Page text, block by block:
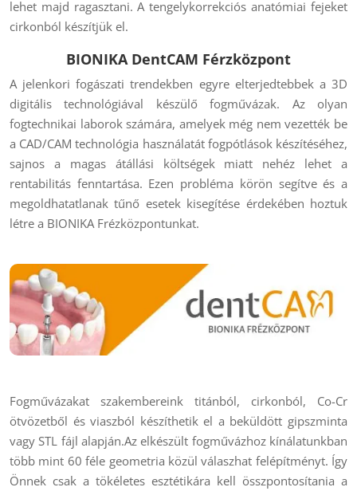
lehet majd ragasztani. A tengelykorrekciós anatómiai fejeket
cirkonból készítjük el.
BIONIKA DentCAM Férzközpont
A jelenkori fogászati trendekben egyre elterjedtebbek a 3D
digitális technológiával készülő fogművázak. Az olyan
fogtechnikai laborok számára, amelyek még nem vezették be
a CAD/CAM technológia használatát fogpótlások készítéséhez,
sajnos a magas átállási költségek miatt nehéz lehet a
rentabilitás fenntartása. Ezen probléma körön segítve és a
megoldhatatlanak tűnő esetek kisegítése érdekében hoztuk
létre a BIONIKA Frézközpontunkat.
Fogművázakat szakembereink titánból, cirkonból, Co-Cr
ötvözetből és viaszból készíthetik el a beküldött gipszminta
vagy STL fájl alapján.Az elkészült fogművázhoz kínálatunkban
több mint 60 féle geometria közül válaszhat felépítményt. Így
Önnek csak a tökéletes esztétikára kell összpontosítania a